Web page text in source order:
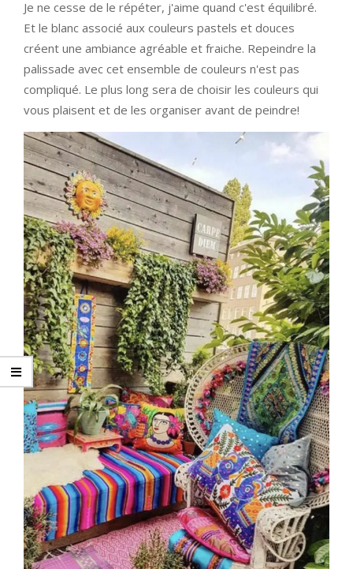
Je ne cesse de le répéter, j'aime quand c'est équilibré.
Et le blanc associé aux couleurs pastels et douces
créent une ambiance agréable et fraiche. Repeindre la
palissade avec cet ensemble de couleurs n'est pas
compliqué. Le plus long sera de choisir les couleurs qui
vous plaisent et de les organiser avant de peindre!